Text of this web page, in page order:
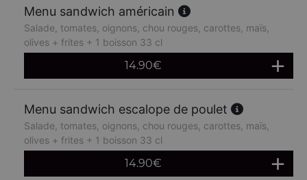
Menu sandwich américain
Salade, tomates, oignons, chou rouges, carottes, maïs,
olives + frites + 1 boisson 33 cl
14.90€
Menu sandwich escalope de poulet
Salade, tomates, oignons, chou rouges, carottes, maïs,
olives + frites + 1 boisson 33 cl
14.90€